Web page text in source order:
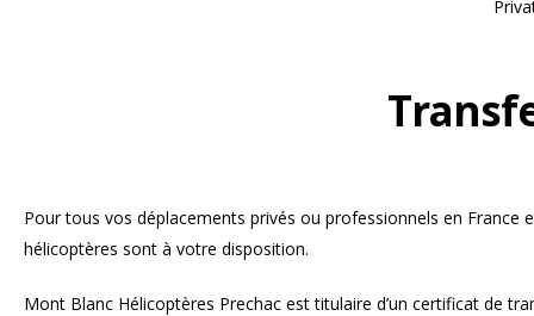
Pour tous vos déplacements privés ou professionnels en France
hélicoptères sont à votre disposition.
Mont Blanc Hélicoptères Prechac est titulaire d’un certificat de